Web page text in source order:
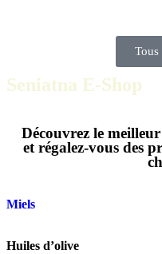
Tous
Seniatna E-Shop
Découvrez le
et régalez-vous des
Miels
Huiles d’olive